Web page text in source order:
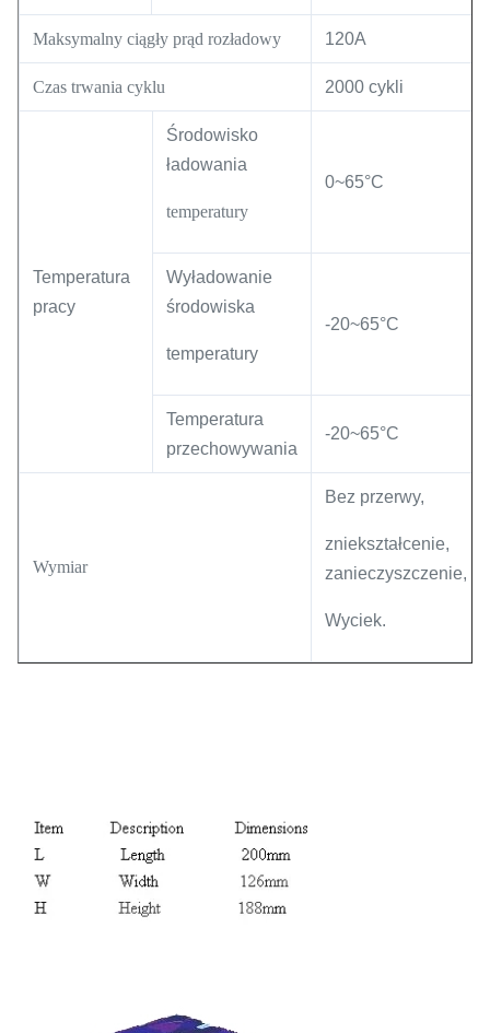
Maksymalny ciągły prąd rozładowy 120A
Czas trwania cyklu 2000 cykli
Temperatura
pracy
Środowisko
ładowania
temperatury
0~65°C
Wyładowanie
środowiska
temperatury
-20~65°C
Temperatura
przechowywania
-20~65°C
Wymiar
Bez przerwy,
zniekształcenie,
zanieczyszczenie,
Wyciek.